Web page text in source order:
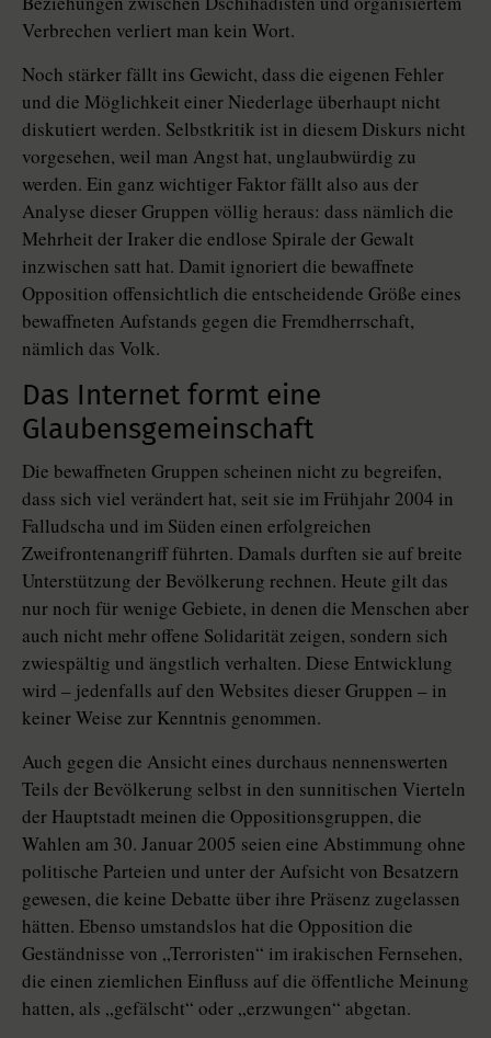
Verbrechen verliert man kein Wort.
Noch stärker fällt ins Gewicht, dass die eigenen Fehler
und die Möglichkeit einer Niederlage überhaupt nicht
diskutiert werden. Selbstkritik ist in diesem Diskurs nicht
vorgesehen, weil man Angst hat, unglaubwürdig zu
werden. Ein ganz wichtiger Faktor fällt also aus der
Analyse dieser Gruppen völlig heraus: dass nämlich die
Mehrheit der Iraker die endlose Spirale der Gewalt
inzwischen satt hat. Damit ignoriert die bewaffnete
Opposition offensichtlich die entscheidende Größe eines
bewaffneten Aufstands gegen die Fremdherrschaft,
nämlich das Volk.
Das Internet formt eine
Glaubensgemeinschaft
Die bewaffneten Gruppen scheinen nicht zu begreifen,
dass sich viel verändert hat, seit sie im Frühjahr 2004 in
Falludscha und im Süden einen erfolgreichen
Zweifrontenangriff führten. Damals durften sie auf breite
Unterstützung der Bevölkerung rechnen. Heute gilt das
nur noch für wenige Gebiete, in denen die Menschen aber
auch nicht mehr offene Solidarität zeigen, sondern sich
zwiespältig und ängstlich verhalten. Diese Entwicklung
wird – jedenfalls auf den Websites dieser Gruppen – in
keiner Weise zur Kenntnis genommen.
Auch gegen die Ansicht eines durchaus nennenswerten
Teils der Bevölkerung selbst in den sunnitischen Vierteln
der Hauptstadt meinen die Oppositionsgruppen, die
Wahlen am 30. Januar 2005 seien eine Abstimmung ohne
politische Parteien und unter der Aufsicht von Besatzern
gewesen, die keine Debatte über ihre Präsenz zugelassen
hätten. Ebenso umstandslos hat die Opposition die
Geständnisse von „Terroristen“ im irakischen Fernsehen,
die einen ziemlichen Einfluss auf die öffentliche Meinung
hatten, als „gefälscht“ oder „erzwungen“ abgetan.